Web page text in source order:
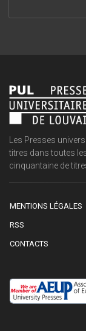
Les Presses
titres dans toutes
cinquantaine de
MENTIONS LÉGALES
RSS
CONTACTS